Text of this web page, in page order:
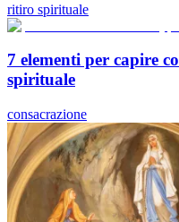
ritiro spirituale
7 elementi per capire
spirituale
consacrazione